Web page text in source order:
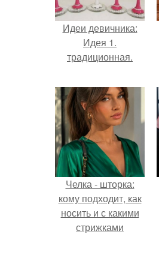
Идеи девичника:
Идея 1.
традиционная.
Челка - шторка:
кому подходит, как
носить и с какими
стрижками